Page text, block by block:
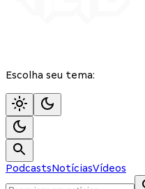
Escolha seu tema:
PodcastsNotíciasVídeos